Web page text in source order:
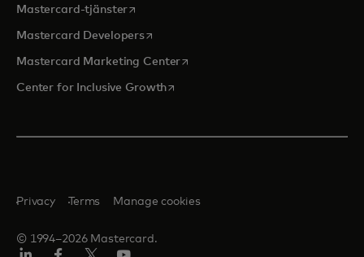
Mastercard-tjänsteropens in a new tab
Mastercard Developersopens in a new tab
Mastercard Marketing Centeropens in a new tab
Center for Inclusive Growthopens in a new tab
© 1994–2026 Mastercard.
Privacy Terms Manage cookies